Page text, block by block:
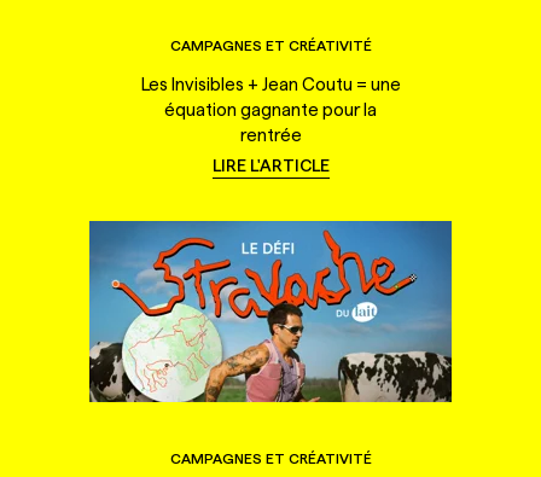
CAMPAGNES ET CRÉATIVITÉ
Les Invisibles + Jean Coutu = une
équation gagnante pour la
rentrée
LIRE L'ARTICLE
CAMPAGNES ET CRÉATIVITÉ